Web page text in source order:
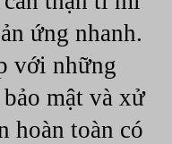
ứng nhanh.
với những
mật và xử
hoàn toàn có